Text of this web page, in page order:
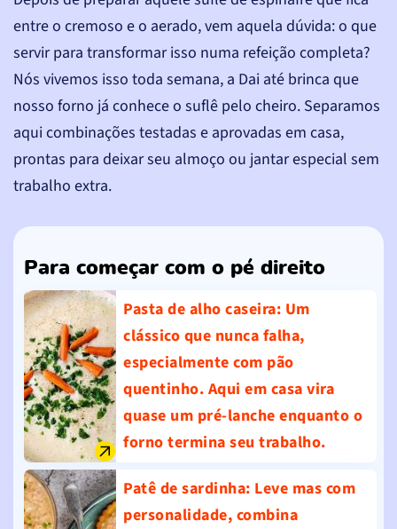
entre o cremoso e o aerado, vem aquela dúvida: o que
servir para transformar isso numa refeição completa?
Nós vivemos isso toda semana, a Dai até brinca que
nosso forno já conhece o suflê pelo cheiro. Separamos
aqui combinações testadas e aprovadas em casa,
prontas para deixar seu almoço ou jantar especial sem
trabalho extra.
Para começar com o pé direito
Pasta de alho caseira: Um
clássico que nunca falha,
especialmente com pão
quentinho. Aqui em casa vira
quase um pré-lanche enquanto o
forno termina seu trabalho.
Patê de sardinha: Leve mas com
personalidade, combina